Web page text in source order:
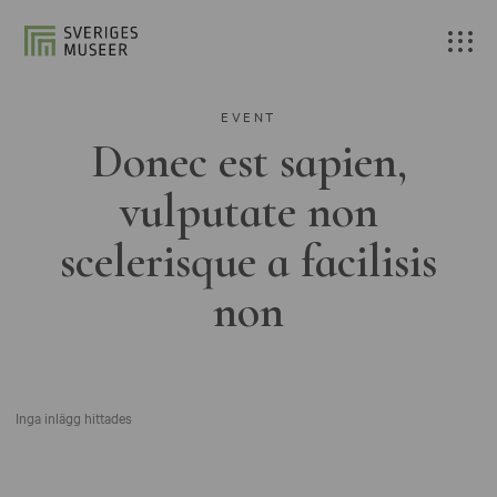
EVENT
Donec est sapien,
vulputate non
scelerisque a facilisis
non
Inga inlägg hittades